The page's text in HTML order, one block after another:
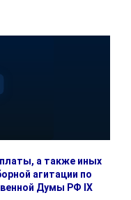
а также иных
агитации по
Думы РФ IX